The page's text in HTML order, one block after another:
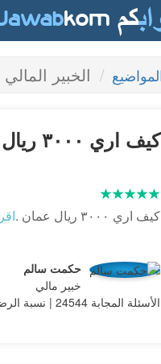
الخبير المالي
كيف اري ٣٠٠٠ ريال عمان
كيف اري ٣٠٠٠ ريال عمان .
حكمت سالم
خبير مالي
الأسئلة المجابة 24544 | نسبة الرضا 97.7%